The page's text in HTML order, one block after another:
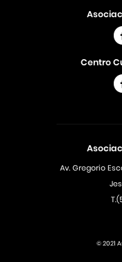
Av. Gregorio
Centro
© 2021